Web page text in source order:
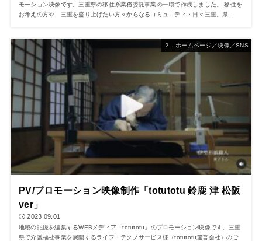
モーション映像です。三重県の移住系業務委託事業の一環で作成しました。 移住を
お考えの方や、三重を盛り上げたい方々からなるコミュニティ・日々三重。県...
２．ホームページ／映像／SNS
PV/プロモーション映像制作「totutotu 鈴鹿 津 松阪
ver」
2023.09.01
地域の記憶を編集するWEBメディア「totutotu」のプロモーション映像です。三重
県で介護福祉事業を展開するライフ・テクノサービス様（totutotu運営会社）のご